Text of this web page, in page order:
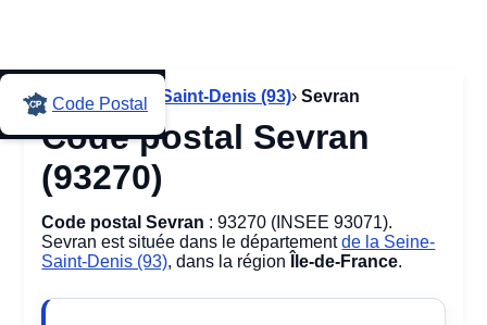
Code Postal
Accueil › Seine-Saint-Denis (93)› Sevran
Code postal Sevran
(93270)
Code postal Sevran : 93270 (INSEE 93071).
Sevran est située dans le départementde la Seine-
Saint-Denis (93), dans la région Île-de-France.